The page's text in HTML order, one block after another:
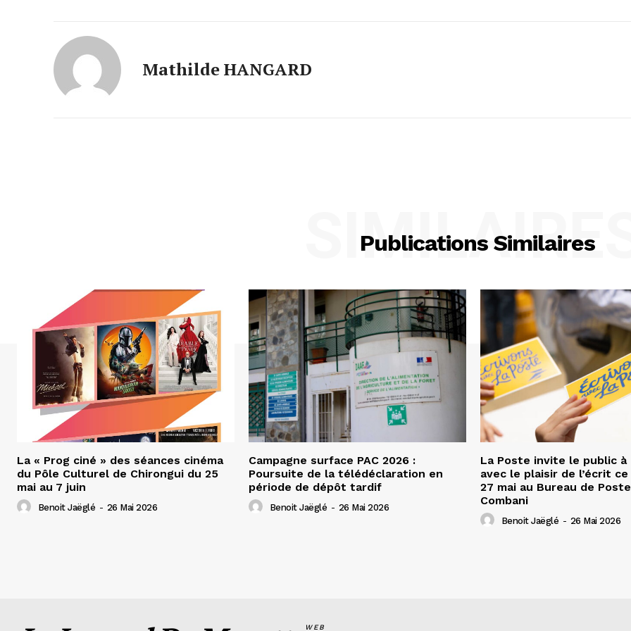
Mathilde HANGARD
Publications Similaires
La « Prog ciné » des séances cinéma
du Pôle Culturel de Chirongui du 25
mai au 7 juin
Benoit Jaëglé - 26 Mai 2026
Campagne surface PAC 2026 :
Poursuite de la télédéclaration en
période de dépôt tardif
Benoit Jaëglé - 26 Mai 2026
La Poste invite le public à
avec le plaisir de l’écrit
27 mai au Bureau de
Combani
Benoit Jaëglé - 26 Mai 2026
WEB